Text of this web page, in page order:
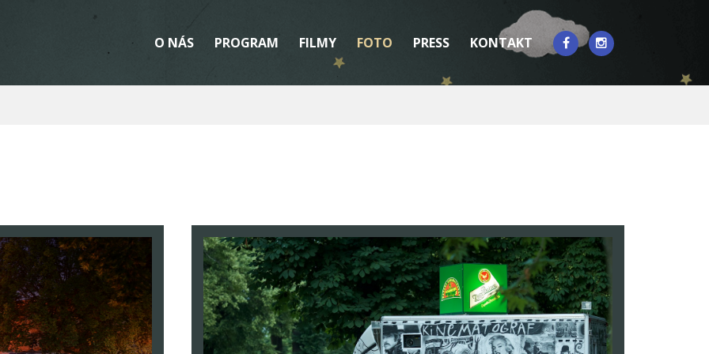
O NÁS PROGRAM FILMY FOTO PRESS KONTAKT